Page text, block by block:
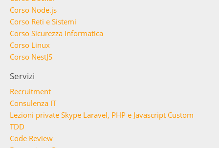
Corso Node.js
Corso Reti e Sistemi
Corso Sicurezza Informatica
Corso Linux
Corso NestJS
Servizi
Recruitment
Consulenza IT
Lezioni private Skype Laravel, PHP e Javascript Custom
TDD
Code Review